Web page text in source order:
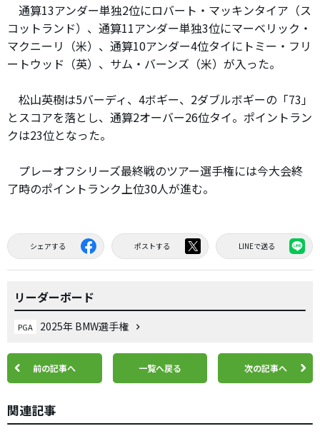
通算13アンダー単独2位にロバート・マッキンタイア（ス
コットランド）、通算11アンダー単独3位にマーベリック・
マクニーリ（米）、通算10アンダー4位タイにトミー・フリ
ートウッド（英）、サム・バーンズ（米）が入った。
松山英樹は5バーディ、4ボギー、2ダブルボギーの「73」
とスコアを落とし、通算2オーバー26位タイ。ポイントラン
クは23位となった。
プレーオフシリーズ最終戦のツアー選手権には今大会終
了時のポイントランク上位30人が進む。
シェアする ポストする LINEで送る
リーダーボード
PGA 2025年 BMW選手権
前の記事へ 一覧へ戻る 次の記事へ
関連記事